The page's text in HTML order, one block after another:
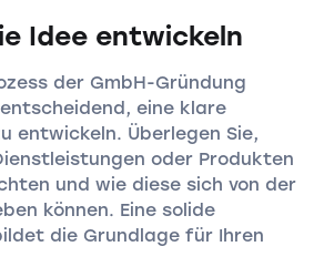
Idee entwickeln
der GmbH-Gründung
eine klare
entwickeln. Überlegen Sie,
oder Produkten
und wie diese sich von der
können. Eine solide
die Grundlage für Ihren